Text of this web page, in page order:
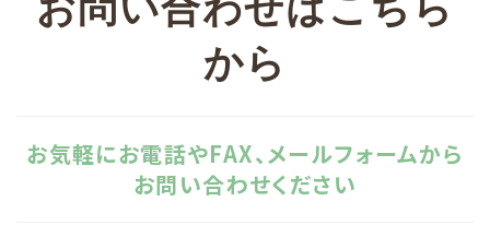
から
お気軽にお電話やFAX、メールフォームから
お問い合わせください